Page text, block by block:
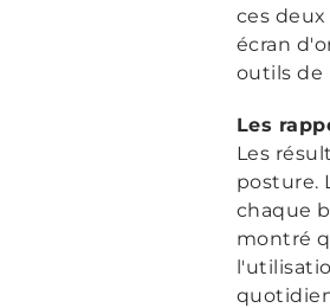
ces
écran
outils de
Les
Les
posture.
chaque
montré